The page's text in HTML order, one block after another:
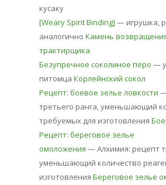
кусаку
[Weary Spirit Binding] — игрушка,
аналогично Камень
трактирщика
Безупречное соколиное перо —
питомца Корлейнский сокол
Рецепт: боевое зелье ловкости
третьего ранга, уменьшающий
требуемых для изготовления
Рецепт: береговое зелье
омоложения — Алхимия: рецепт
уменьшающий количество
изготовления Береговое зелье